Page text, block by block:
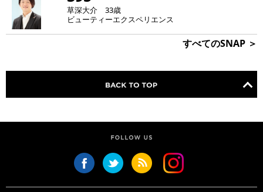
草深大介 33歳
ビューティーエクスペリエンス
すべてのSNAP ＞